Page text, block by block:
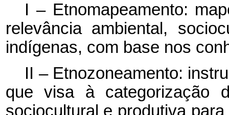
I – Etnomapeamento:
relevância ambiental,
indígenas, com base nos
II – Etnozoneamento:
que visa à categorização
sociocultural e produtiva